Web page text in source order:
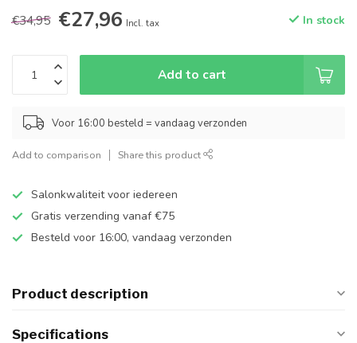
€34,95 €27,96 Incl. tax In stock
Add to cart
Voor 16:00 besteld = vandaag verzonden
Add to comparison Share this product
Salonkwaliteit voor iedereen
Gratis verzending vanaf €75
Besteld voor 16:00, vandaag verzonden
Product description
Specifications